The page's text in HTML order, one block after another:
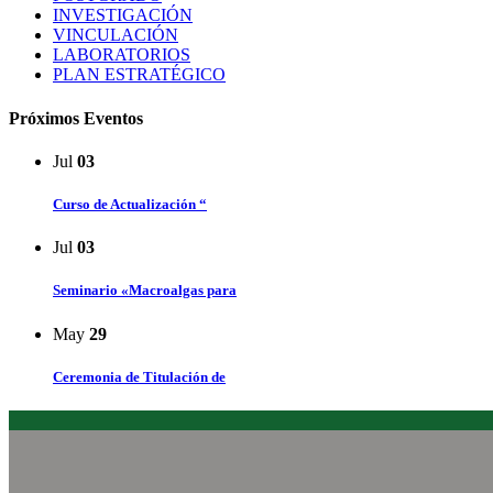
INVESTIGACIÓN
VINCULACIÓN
LABORATORIOS
PLAN ESTRATÉGICO
Próximos Eventos
Jul 03
Curso de Actualización “
Jul 03
Seminario «Macroalgas para
May 29
Ceremonia de Titulación de